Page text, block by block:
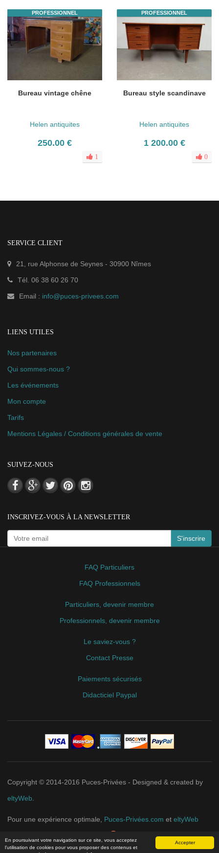
Accepter
En poursuivant votre navigation sur ce site, vous acceptez
l’utilisation de cookies pour vous proposer des contenus et
PROFESSIONNEL
Bureau vintage chêne
Helen antiquites
250.00 €
1
PROFESSIONNEL
Bureau style scandinave
Helen antiquites
1 200.00 €
0
SERVICE CLIENT
21, rue Alphonse de Seynes - 30900 Nîmes
Tél. 06 38 60 26 70
Email : info@puces-privees.com
LIENS UTILES
Nos partenaires
Qui sommes-nous ?
Les événements
Mon compte
Tarifs
Mentions Légales / Conditions générales de vente
SUIVEZ-NOUS
INSCRIVEZ-VOUS À LA NEWSLETTER
S'inscrire
FAQ Particuliers
FAQ Professionnels
Particuliers, devenir membre
Professionnels, devenir membre
Le saviez-vous ?
Contact Presse
Paiements sécurisés
Didacticiel Paypal
Copyright © 2014-2016 Puces-Privées - Designed & created by
eltyWeb
Pour une expérience optimale, Puces-Privées.com et eltyWeb